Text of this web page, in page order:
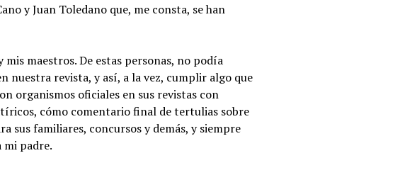
y Juan Toledano que, me consta, se han
maestros. De estas personas, no podía
nuestra revista, y así, a la vez, cumplir algo que
organismos oficiales en sus revistas con
cómo comentario final de tertulias sobre
sus familiares, concursos y demás, y siempre
mi padre.